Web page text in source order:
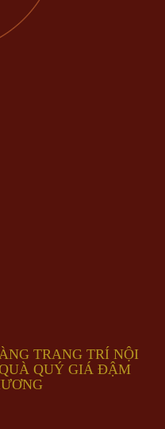
TRANG TRÍ NỘI
QUÝ GIÁ ĐẬM